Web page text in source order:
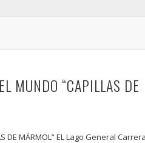
MUNDO “CAPILLAS DE
DE MÁRMOL” EL Lago General